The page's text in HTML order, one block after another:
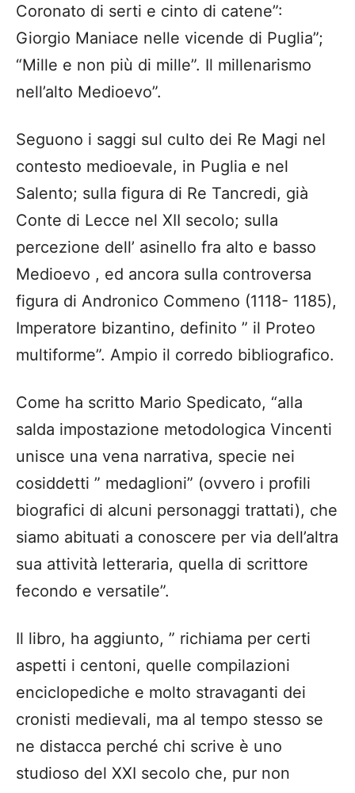
Coronato di serti e cinto di catene”:
Giorgio Maniace nelle vicende di Puglia”;
“Mille e non più di mille”. Il millenarismo
nell’alto Medioevo”.
Seguono i saggi sul culto dei Re Magi nel
contesto medioevale, in Puglia e nel
Salento; sulla figura di Re Tancredi, già
Conte di Lecce nel XII secolo; sulla
percezione dell’ asinello fra alto e basso
Medioevo , ed ancora sulla controversa
figura di Andronico Commeno (1118- 1185),
Imperatore bizantino, definito ” il Proteo
multiforme”. Ampio il corredo bibliografico.
Come ha scritto Mario Spedicato, “alla
salda impostazione metodologica Vincenti
unisce una vena narrativa, specie nei
cosiddetti ” medaglioni” (ovvero i profili
biografici di alcuni personaggi trattati), che
siamo abituati a conoscere per via dell’altra
sua attività letteraria, quella di scrittore
fecondo e versatile”.
Il libro, ha aggiunto, ” richiama per certi
aspetti i centoni, quelle compilazioni
enciclopediche e molto stravaganti dei
cronisti medievali, ma al tempo stesso se
ne distacca perché chi scrive è uno
studioso del XXI secolo che, pur non